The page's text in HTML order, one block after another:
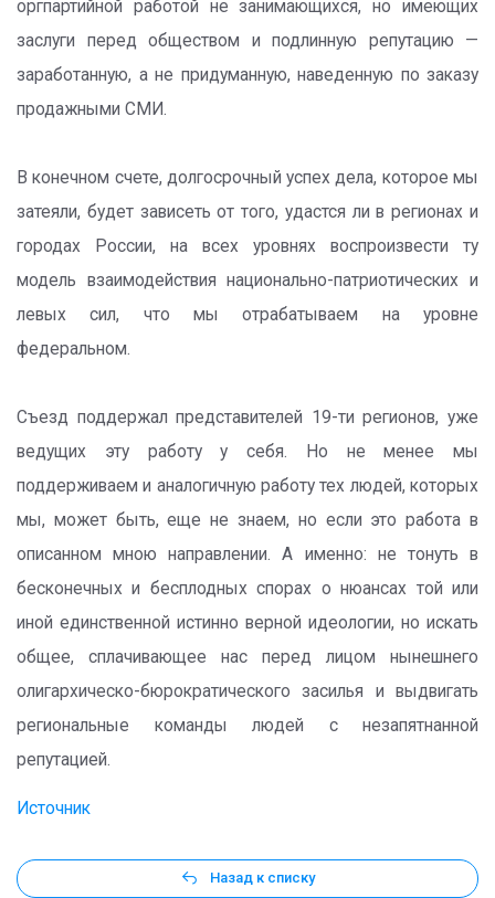
оргпартийной работой не занимающихся, но имеющих
заслуги перед обществом и подлинную репутацию —
заработанную, а не придуманную, наведенную по заказу
продажными СМИ.
В конечном счете, долгосрочный успех дела, которое мы
затеяли, будет зависеть от того, удастся ли в регионах и
городах России, на всех уровнях воспроизвести ту
модель взаимодействия национально-патриотических и
левых сил, что мы отрабатываем на уровне
федеральном.
Съезд поддержал представителей 19-ти регионов, уже
ведущих эту работу у себя. Но не менее мы
поддерживаем и аналогичную работу тех людей, которых
мы, может быть, еще не знаем, но если это работа в
описанном мною направлении. А именно: не тонуть в
бесконечных и бесплодных спорах о нюансах той или
иной единственной истинно верной идеологии, но искать
общее, сплачивающее нас перед лицом нынешнего
олигархическо-бюрократического засилья и выдвигать
региональные команды людей с незапятнанной
репутацией.
Источник
Назад к списку